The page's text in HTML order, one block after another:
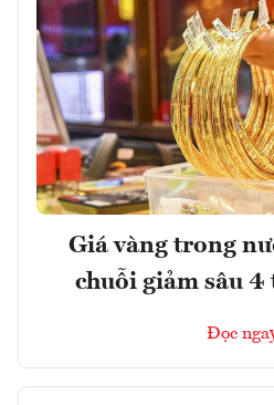
Giá vàng trong
chuỗi giảm sâu
Đọc